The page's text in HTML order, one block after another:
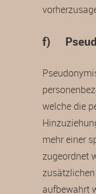
f)
welche die
mehr einer
zugeordnet
aufbewahrt